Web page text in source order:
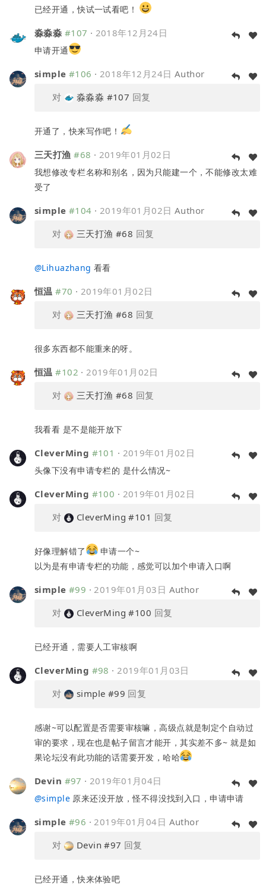
已经开通，快试一试看吧！
淼淼淼 #107 · 2018年12月24日
申请开通
simple #106 · 2018年12月24日 Author
对
淼淼淼 #107 回复
开通了，快来写作吧！
三天打渔 #68 · 2019年01月02日
我想修改专栏名称和别名，因为只能建一个，不能修改太难
受了
simple #104 · 2019年01月02日 Author
对
三天打渔 #68 回复
@Lihuazhang 看看
恒温 #70 · 2019年01月02日
对
三天打渔 #68 回复
很多东西都不能重来的呀。
恒温 #102 · 2019年01月02日
对
三天打渔 #68 回复
我看看 是不是能开放下
CleverMing #101 · 2019年01月02日
头像下没有申请专栏的 是什么情况~
CleverMing #100 · 2019年01月02日
对
CleverMing #101 回复
好像理解错了
申请一个~
以为是有申请专栏的功能，感觉可以加个申请入口啊
simple #99 · 2019年01月03日 Author
对
CleverMing #100 回复
已经开通，需要人工审核啊
CleverMing #98 · 2019年01月03日
对
simple #99 回复
感谢~可以配置是否需要审核嘛，高级点就是制定个自动过
审的要求，现在也是帖子留言才能开，其实差不多~ 就是如
果论坛没有此功能的话需要开发，哈哈
Devin #97 · 2019年01月04日
@simple原来还没开放，怪不得没找到入口，申请申请
simple #96 · 2019年01月04日 Author
对
Devin #97 回复
已经开通，快来体验吧